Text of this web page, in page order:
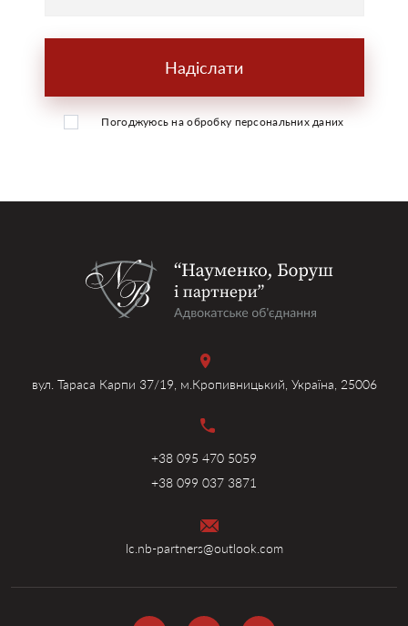
Надіслати
Погоджуюсь на обробку персональних даних
вул. Тараса Карпи 37/19, м.Кропивницький, Україна, 25006
+38 095 470 5059
+38 099 037 3871
lc.nb-partners@outlook.com